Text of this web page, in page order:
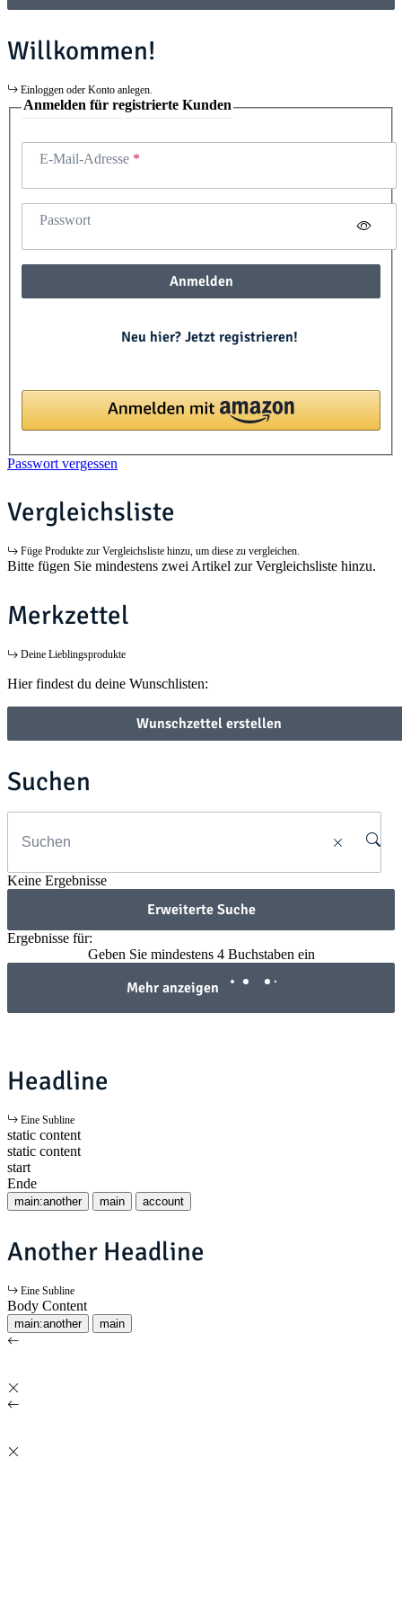
Willkommen!
Einloggen oder Konto anlegen.
Anmelden für registrierte Kunden
E-Mail-Adresse
Passwort
Anmelden
Neu hier? Jetzt registrieren!
Passwort vergessen
Vergleichsliste
Füge Produkte zur Vergleichsliste hinzu, um diese zu vergleichen.
Bitte fügen Sie mindestens zwei Artikel zur Vergleichsliste hinzu.
Merkzettel
Deine Lieblingsprodukte
Hier findest du deine Wunschlisten:
Wunschzettel erstellen
Suchen
Keine Ergebnisse
Erweiterte Suche
Ergebnisse für:
Geben Sie mindestens 4 Buchstaben ein
Mehr anzeigen
Headline
Eine Subline
static content
static content
start
Ende
main:another main account
Another Headline
Eine Subline
Body Content
main:another main